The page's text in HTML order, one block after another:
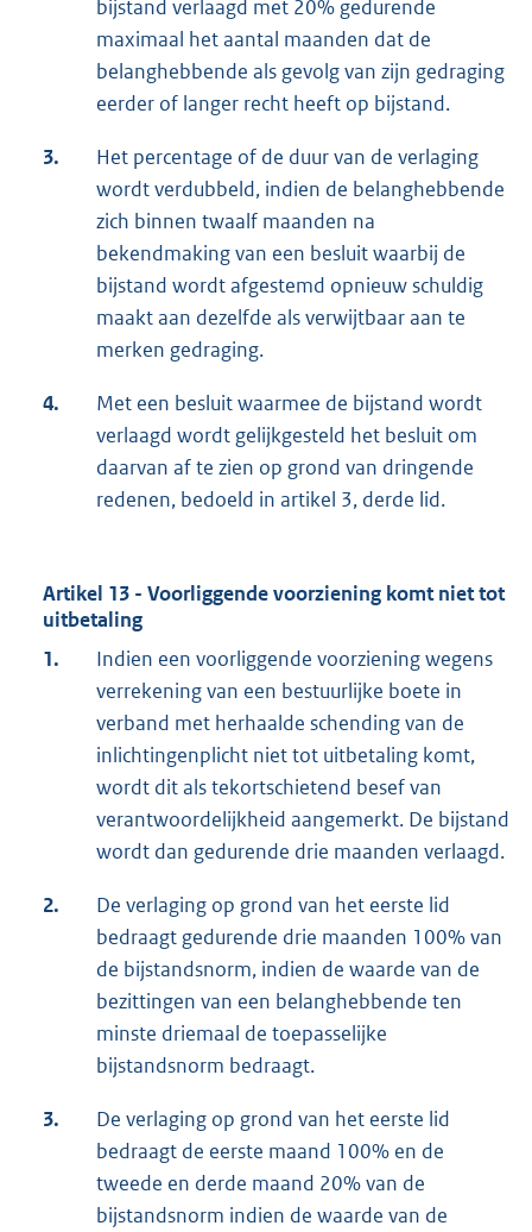
bijstand verlaagd met 20% gedurende
maximaal het aantal maanden dat de
belanghebbende als gevolg van zijn gedraging
eerder of langer recht heeft op bijstand.
3.
Het percentage of de duur van de verlaging
wordt verdubbeld, indien de belanghebbende
zich binnen twaalf maanden na
bekendmaking van een besluit waarbij de
bijstand wordt afgestemd opnieuw schuldig
maakt aan dezelfde als verwijtbaar aan te
merken gedraging.
4.
Met een besluit waarmee de bijstand wordt
verlaagd wordt gelijkgesteld het besluit om
daarvan af te zien op grond van dringende
redenen, bedoeld in artikel 3, derde lid.
Artikel 13 - Voorliggende voorziening komt niet tot
uitbetaling
1.
Indien een voorliggende voorziening wegens
verrekening van een bestuurlijke boete in
verband met herhaalde schending van de
inlichtingenplicht niet tot uitbetaling komt,
wordt dit als tekortschietend besef van
verantwoordelijkheid aangemerkt. De bijstand
wordt dan gedurende drie maanden verlaagd.
2.
De verlaging op grond van het eerste lid
bedraagt gedurende drie maanden 100% van
de bijstandsnorm, indien de waarde van de
bezittingen van een belanghebbende ten
minste driemaal de toepasselijke
bijstandsnorm bedraagt.
3.
De verlaging op grond van het eerste lid
bedraagt de eerste maand 100% en de
tweede en derde maand 20% van de
bijstandsnorm indien de waarde van de